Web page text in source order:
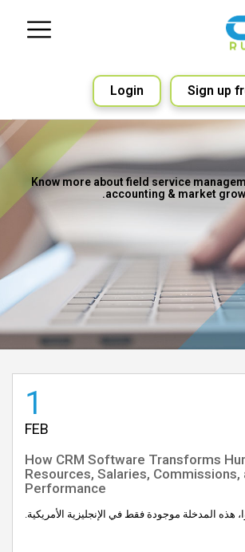
Sign up
Login
Know more about field service
accounting & market
1
FEB
(English) How CRM Software Transforms
Resources, Salaries, Commissions,
Performance
هذه المدخلة موجودة فقط في الإنجليزية الأمريكية.